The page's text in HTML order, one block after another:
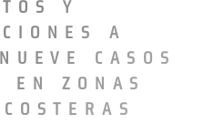
Y
A
CASOS
EN ZONAS